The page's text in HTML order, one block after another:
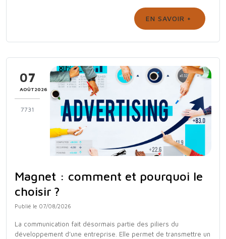
EN SAVOIR +
07
AOÛT2026
7731
Magnet : comment et pourquoi le
choisir ?
Publié le 07/08/2026
La communication fait désormais partie des piliers du
développement d’une entreprise. Elle permet de transmettre un